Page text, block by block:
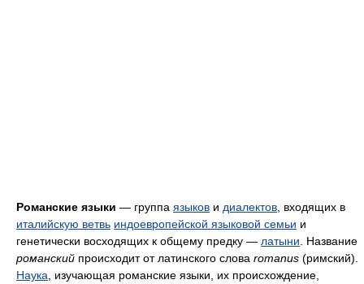
Романские языки — группа языков и диалектов , входящих в
италийскую ветвь индоевропейской языковой семьи и
генетически восходящих к общему предку — латыни . Название
романский происходит от латинского слова romanus (римский).
Наука , изучающая романские языки, их происхождение,